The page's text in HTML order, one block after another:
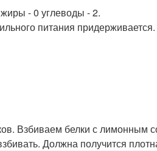
- 0 углеводы - 2.
питания придерживается.
Взбиваем белки с лимонным
Должна получится